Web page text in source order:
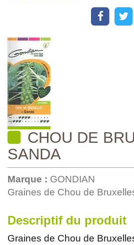
CHOU DE
SANDA
Marque : GONDIAN
Graines de Chou de
Descriptif du produit
Graines de Chou de